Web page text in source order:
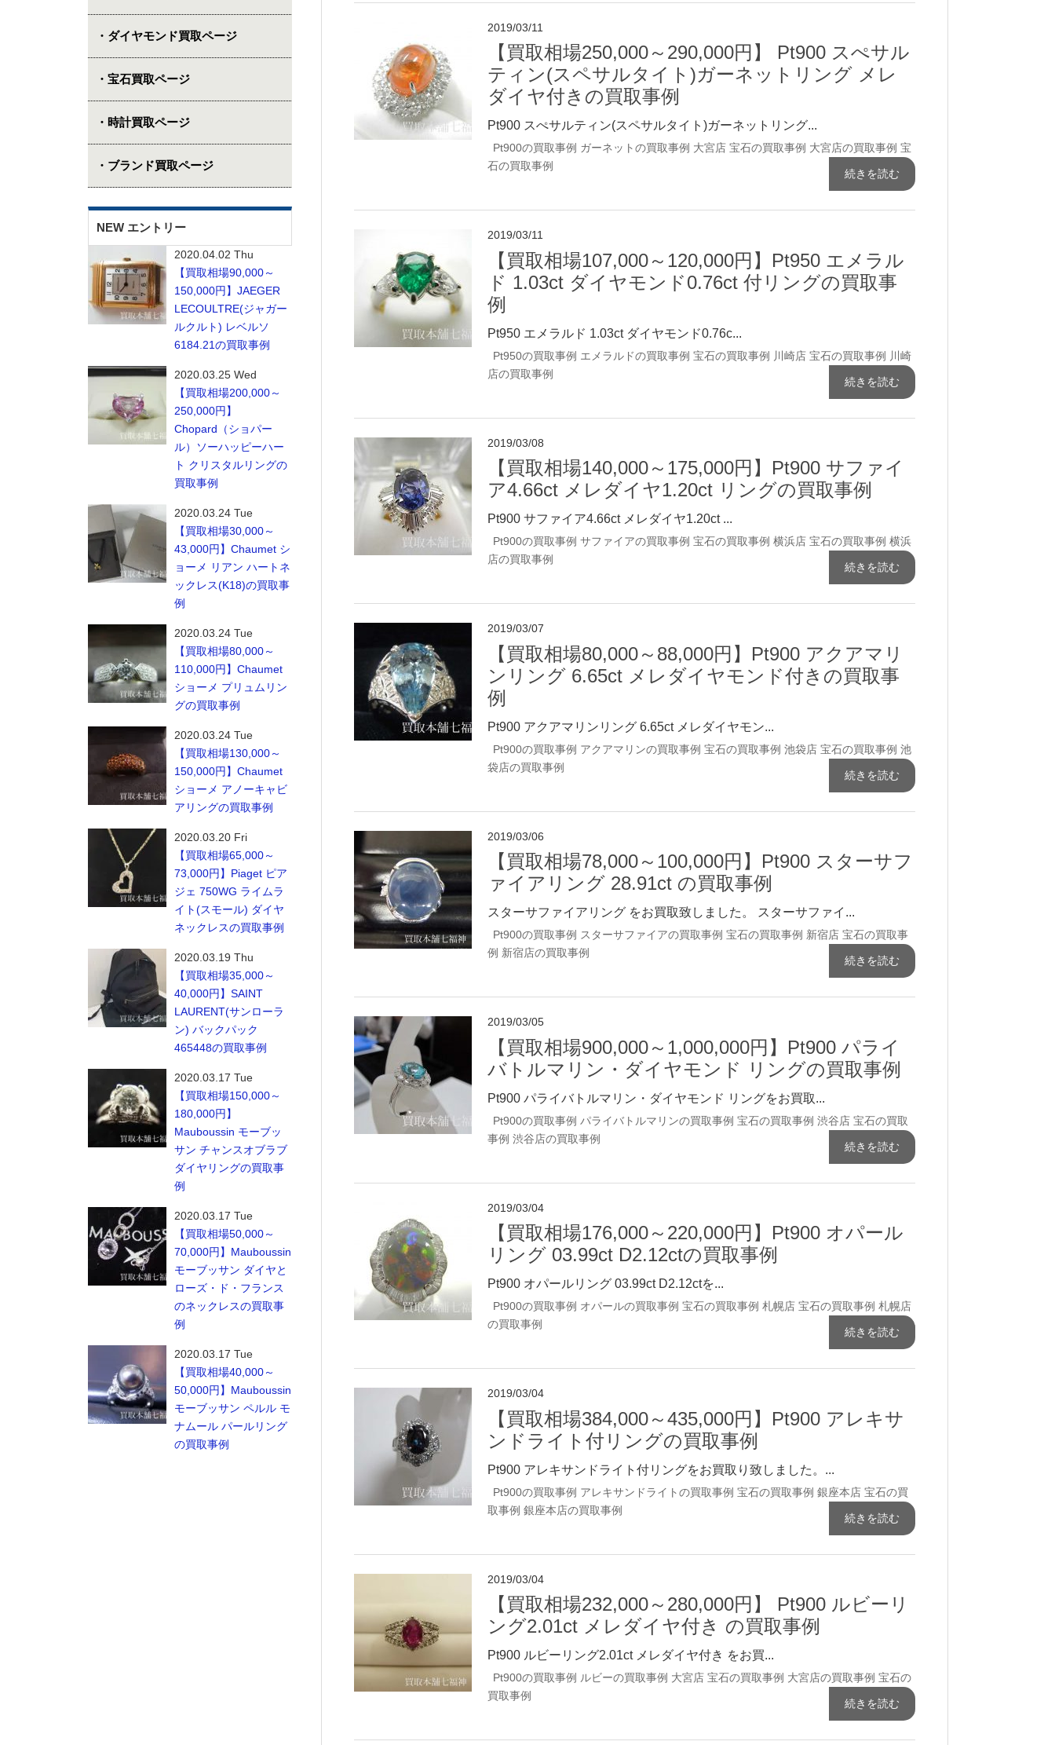
2019/03/11
【買取相場250,000～290,000円】 Pt900 スぺサル
ティン(スペサルタイト)ガーネットリング メレ
ダイヤ付きの買取事例
Pt900 スぺサルティン(スペサルタイト)ガーネットリング...
Pt900の買取事例 ガーネットの買取事例 大宮店 宝石の買取事例 大宮店の買取事例 宝
石の買取事例
続きを読む
2019/03/11
【買取相場107,000～120,000円】Pt950 エメラル
ド 1.03ct ダイヤモンド0.76ct 付リングの買取事
例
Pt950 エメラルド 1.03ct ダイヤモンド0.76c...
Pt950の買取事例 エメラルドの買取事例 宝石の買取事例 川崎店 宝石の買取事例 川崎
店の買取事例
続きを読む
2019/03/08
【買取相場140,000～175,000円】Pt900 サファイ
ア4.66ct メレダイヤ1.20ct リングの買取事例
Pt900 サファイア4.66ct メレダイヤ1.20ct ...
Pt900の買取事例 サファイアの買取事例 宝石の買取事例 横浜店 宝石の買取事例 横浜
店の買取事例
続きを読む
2019/03/07
【買取相場80,000～88,000円】Pt900 アクアマリ
ンリング 6.65ct メレダイヤモンド付きの買取事
例
Pt900 アクアマリンリング 6.65ct メレダイヤモン...
Pt900の買取事例 アクアマリンの買取事例 宝石の買取事例 池袋店 宝石の買取事例 池
袋店の買取事例
続きを読む
2019/03/06
【買取相場78,000～100,000円】Pt900 スターサフ
ァイアリング 28.91ct の買取事例
スターサファイアリング をお買取致しました。 スターサファイ...
Pt900の買取事例 スターサファイアの買取事例 宝石の買取事例 新宿店 宝石の買取事
例 新宿店の買取事例
続きを読む
2019/03/05
【買取相場900,000～1,000,000円】Pt900 パライ
バトルマリン・ダイヤモンド リングの買取事例
Pt900 パライバトルマリン・ダイヤモンド リングをお買取...
Pt900の買取事例 パライバトルマリンの買取事例 宝石の買取事例 渋谷店 宝石の買取
事例 渋谷店の買取事例
続きを読む
2019/03/04
【買取相場176,000～220,000円】Pt900 オパール
リング 03.99ct D2.12ctの買取事例
Pt900 オパールリング 03.99ct D2.12ctを...
Pt900の買取事例 オパールの買取事例 宝石の買取事例 札幌店 宝石の買取事例 札幌店
の買取事例
続きを読む
2019/03/04
【買取相場384,000～435,000円】Pt900 アレキサ
ンドライト付リングの買取事例
Pt900 アレキサンドライト付リングをお買取り致しました。...
Pt900の買取事例 アレキサンドライトの買取事例 宝石の買取事例 銀座本店 宝石の買
取事例 銀座本店の買取事例
続きを読む
2019/03/04
【買取相場232,000～280,000円】 Pt900 ルビーリ
ング2.01ct メレダイヤ付き の買取事例
Pt900 ルビーリング2.01ct メレダイヤ付き をお買...
Pt900の買取事例 ルビーの買取事例 大宮店 宝石の買取事例 大宮店の買取事例 宝石の
買取事例
続きを読む
・ダイヤモンド買取ページ
・宝石買取ページ
・時計買取ページ
・ブランド買取ページ
NEW エントリー
2020.04.02 Thu
【買取相場90,000～
150,000円】JAEGER
LECOULTRE(ジャガー
ルクルト) レベルソ
6184.21の買取事例
2020.03.25 Wed
【買取相場200,000～
250,000円】
Chopard（ショパー
ル）ソーハッピーハー
ト クリスタルリングの
買取事例
2020.03.24 Tue
【買取相場30,000～
43,000円】Chaumet シ
ョーメ リアン ハートネ
ックレス(K18)の買取事
例
2020.03.24 Tue
【買取相場80,000～
110,000円】Chaumet
ショーメ プリュムリン
グの買取事例
2020.03.24 Tue
【買取相場130,000～
150,000円】Chaumet
ショーメ アノーキャビ
アリングの買取事例
2020.03.20 Fri
【買取相場65,000～
73,000円】Piaget ピア
ジェ 750WG ライムラ
イト(スモール) ダイヤ
ネックレスの買取事例
2020.03.19 Thu
【買取相場35,000～
40,000円】SAINT
LAURENT(サンローラ
ン) バックパック
465448の買取事例
2020.03.17 Tue
【買取相場150,000～
180,000円】
Mauboussin モーブッ
サン チャンスオブラブ
ダイヤリングの買取事
例
2020.03.17 Tue
【買取相場50,000～
70,000円】Mauboussin
モーブッサン ダイヤと
ローズ・ド・フランス
のネックレスの買取事
例
2020.03.17 Tue
【買取相場40,000～
50,000円】Mauboussin
モーブッサン ペルル モ
ナムール パールリング
の買取事例